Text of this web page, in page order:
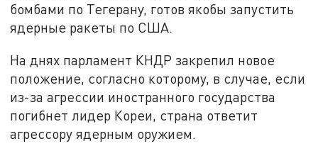
бомбами по Тегерану, готов якобы запустить
ядерные ракеты по США.
На днях парламент КНДР закрепил новое
положение, согласно которому, в случае, если
из-за агрессии иностранного государства
погибнет лидер Кореи, страна ответит
агрессору ядерным оружием.